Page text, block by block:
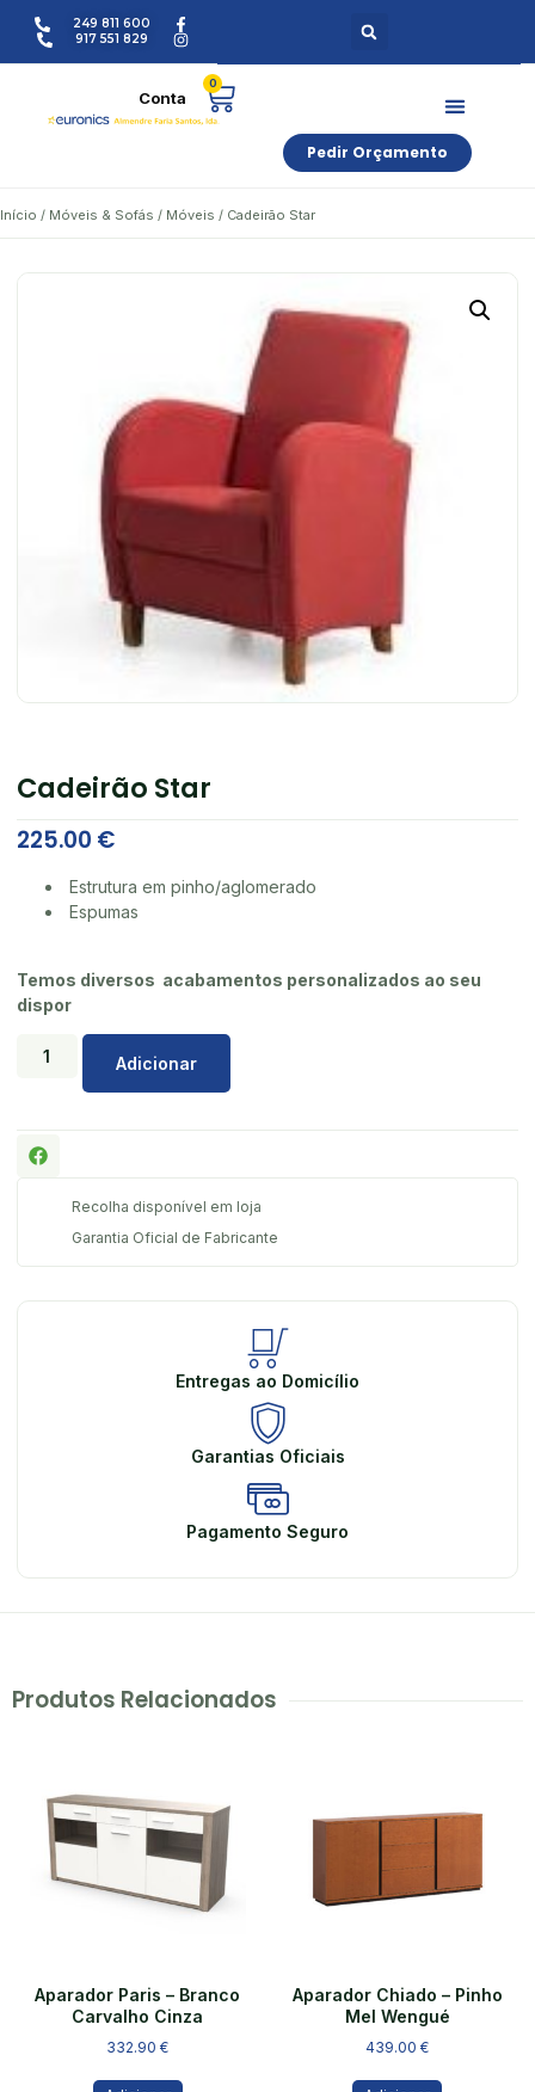
249 811 600
917 551 829
Pedir Orçamento
0
Início / Móveis & Sofás / Móveis / Cadeirão Star
Cadeirão Star
225.00 €
Estrutura em pinho/aglomerado
Espumas
Temos diversos acabamentos personalizados ao seu
dispor
Adicionar
Recolha disponível em loja
Garantia Oficial de Fabricante
Entregas ao Domicílio
Garantias Oficiais
Pagamento Seguro
Produtos Relacionados
Aparador Paris – Branco
Carvalho Cinza
332.90€
Aparador Chiado – Pinho
Mel Wengué
439.00€